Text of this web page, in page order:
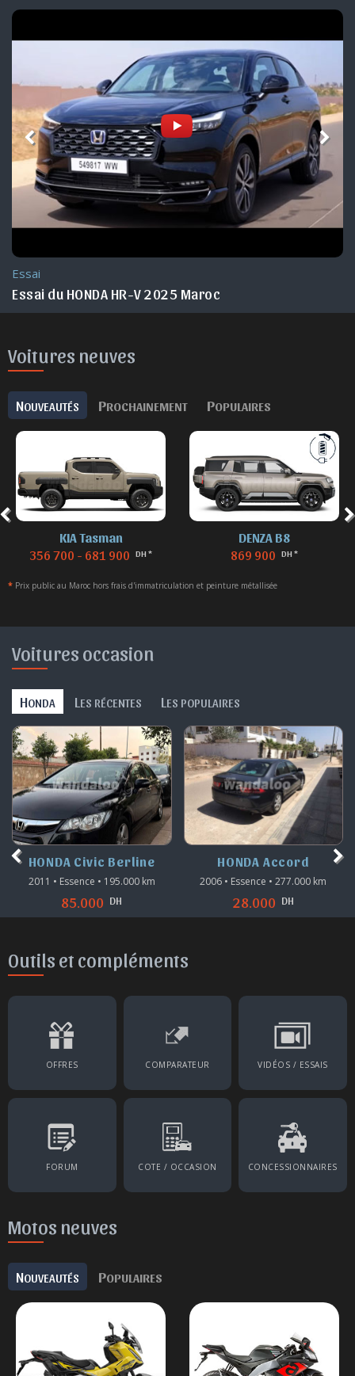
Essai
Essai du HONDA HR-V 2025 Maroc
Voitures neuves
NOUVEAUTÉS PROCHAINEMENT POPULAIRES
KIA Tasman
356 700 - 681 900 DH *
DENZA B8
869 900 DH *
* Prix public au Maroc hors frais d'immatriculation et peinture métallisée
Voitures occasion
HONDA L ES RÉCENTES L ES POPULAIRES
HONDA Civic Berline
2011 • Essence • 195.000 km
85.000 DH
HONDA Accord
2006 • Essence • 277.000 km
28.000 DH
Outils et compléments
OFFRES COMPARATEUR VIDÉOS / ESSAIS
FORUM COTE / OCCASION CONCESSIONNAIRES
Motos neuves
NOUVEAUTÉS POPULAIRES